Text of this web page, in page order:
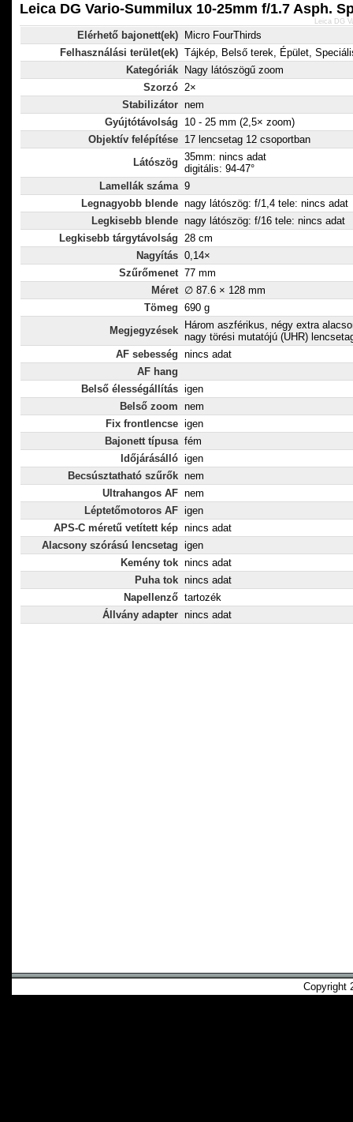
Leica DG Vario-Summilux 10-25mm f/1.7 Asph.
Elérhető bajonett(ek)
Micro FourThirds
Felhasználási terület(ek) Tájkép, Belső terek, Épület,
Kategóriák
Nagy látószögű zoom
Szorzó 2×
Stabilizátor nem
Gyújtótávolság
10 - 25 mm (2,5× zoom)
Objektív felépítése 17 lencsetag 12 csoportban
Látószög 35mm: nincs adat
digitális: 94-47°
Lamellák száma 9
Legnagyobb blende nagy látószög: f/1,4 tele: nincs adat
Legkisebb blende nagy látószög: f/16 tele: nincs adat
Legkisebb tárgytávolság 28 cm
Nagyítás 0,14×
Szűrőmenet 77 mm
Méret ∅ 87.6 × 128 mm
Tömeg 690 g
Megjegyzések
Három aszférikus, négy extra
nagy törési mutatójú (UHR)
AF sebesség nincs adat
AF hang
Belső élességállítás igen
Belső zoom nem
Fix frontlencse igen
Bajonett típusa fém
Időjárásálló igen
Becsúsztatható szűrők nem
Ultrahangos AF nem
Léptetőmotoros AF igen
APS-C méretű vetített kép nincs adat
Alacsony szórású lencsetag igen
Kemény tok nincs adat
Puha tok nincs adat
Napellenző tartozék
Állvány adapter nincs adat
Leica DG
Copyright